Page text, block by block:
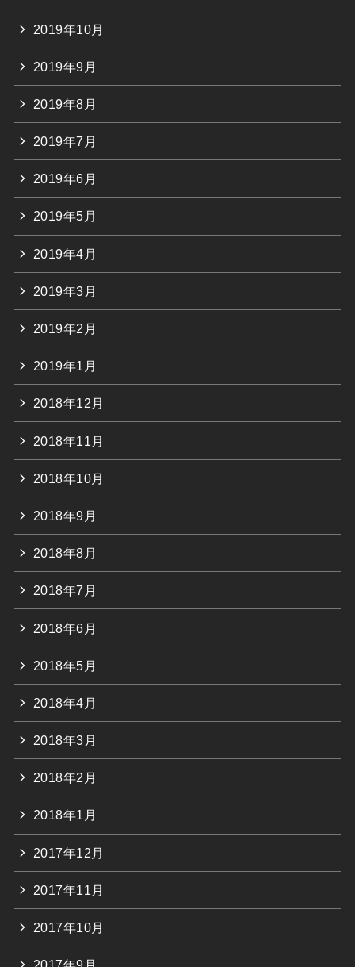
2019年10月
2019年9月
2019年8月
2019年7月
2019年6月
2019年5月
2019年4月
2019年3月
2019年2月
2019年1月
2018年12月
2018年11月
2018年10月
2018年9月
2018年8月
2018年7月
2018年6月
2018年5月
2018年4月
2018年3月
2018年2月
2018年1月
2017年12月
2017年11月
2017年10月